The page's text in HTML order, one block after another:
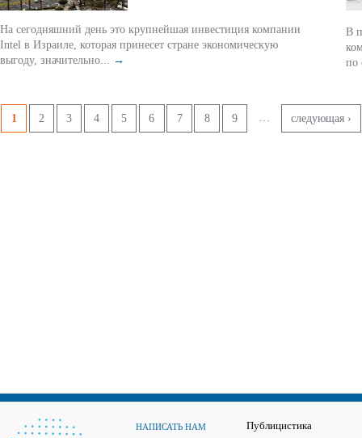
На сегодняшний день это крупнейшая инвестиция компании
Intel в Израиле, которая принесет стране экономическую
выгоду, значительно... →
В
по
Страницы
1 2 3 4 5 6 7 8 9 следующая ›
НАПИСАТЬ НАМ
Публицистика